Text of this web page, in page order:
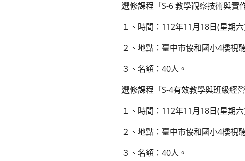
選修課程「S-6 教學觀察技術與實
１、時間：112年11月18日(星期
２、地點：臺中市協和國小4樓視
３、名額：40人。
選修課程「S-4有效教學與班級經
１、時間：112年11月18日(星期
２、地點：臺中市協和國小4樓視
３、名額：40人。